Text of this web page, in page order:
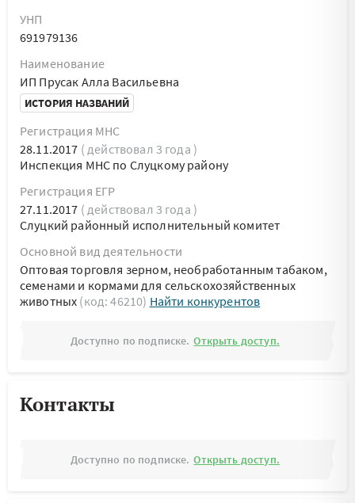
УНП
691979136
Наименование
ИП Прусак Алла Васильевна
ИСТОРИЯ НАЗВАНИЙ
Регистрация МНС
28.11.2017 ( действовал 3 года )
Инспекция МНС по Слуцкому району
Регистрация ЕГР
27.11.2017 ( действовал 3 года )
Слуцкий районный исполнительный комитет
Основной вид деятельности
Оптовая торговля зерном, необработанным табаком,
семенами и кормами для сельскохозяйственных
животных (код: 46210) Найти конкурентов
Доступно по подписке. Открыть доступ.
Контакты
Доступно по подписке. Открыть доступ.